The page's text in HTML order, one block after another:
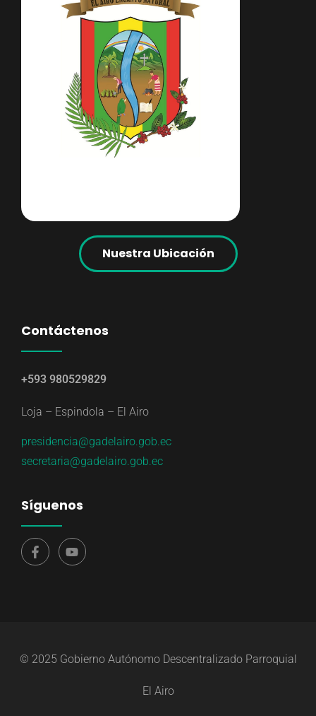
Nuestra Ubicación
Contáctenos
+593 980529829
Loja – Espindola – El Airo
presidencia@gadelairo.gob.ec
secretaria@gadelairo.gob.ec
Síguenos
© 2025 Gobierno Autónomo Descentralizado Parroquial
El Airo